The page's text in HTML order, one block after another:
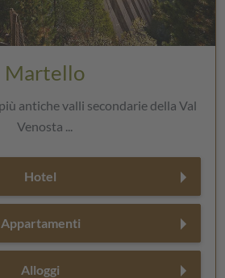
Martello
antiche valli secondarie della Val
Venosta ...
Hotel
Appartamenti
Alloggi